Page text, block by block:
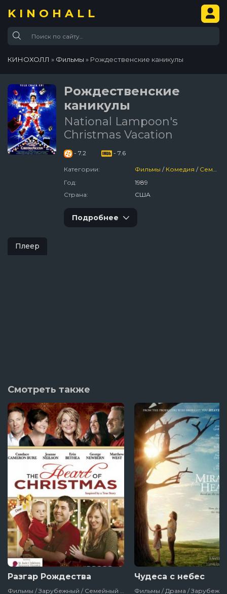
KINOHALL
КИНОХОЛЛ » Фильмы » Рождественские каникулы
Рождественские
каникулы
National Lampoon's
Christmas Vacation
- 7.2 - 7.6
Категории: Фильмы / Комедия / Семейный
Год:
1989
Страна:
США
Подробнее
Плеер
Смотреть также
Разгар Рождества Чудеса с небес